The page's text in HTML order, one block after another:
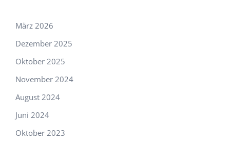
März 2026
Dezember 2025
Oktober 2025
November 2024
August 2024
Juni 2024
Oktober 2023